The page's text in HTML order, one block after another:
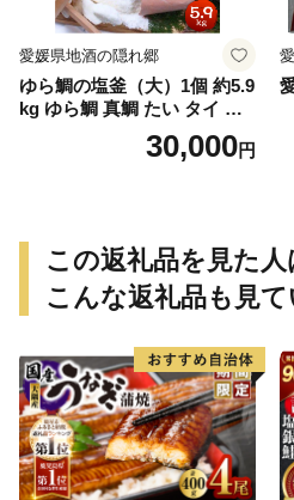
愛媛県地酒の隠れ郷
ゆら鯛の塩釜（大）1個 約5.9
kg ゆら鯛 真鯛 たい タイ 鯛
塩釜焼き 塩釜 魚 魚介類 海鮮
祝い事 お祝い ハレの日 食品
30,000円
この返礼品を見た人
こんな返礼品も見